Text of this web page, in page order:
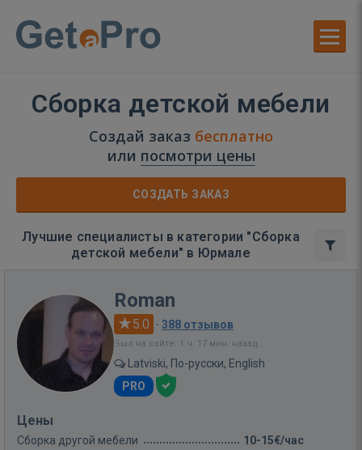
Сборка детской мебели
Создай заказ бесплатно
или посмотри цены
СОЗДАТЬ ЗАКАЗ
Лучшие специалисты в категории "Сборка
детской мебели" в Юрмале
Roman
5.0 · 388 отзывов
Был на сайте: 1 ч. 17 мин. назад
Latviski, По-русски, English
PRO
Цены
Сборка другой мебели 10-15€/час